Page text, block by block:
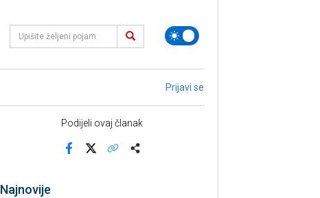
Prijavi se
Podijeli ovaj članak
Najnovije